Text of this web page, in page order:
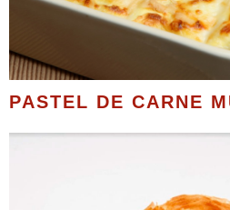
PASTEL DE CARNE